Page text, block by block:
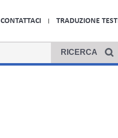
CONTATTACI TRADUZIONE TESTI